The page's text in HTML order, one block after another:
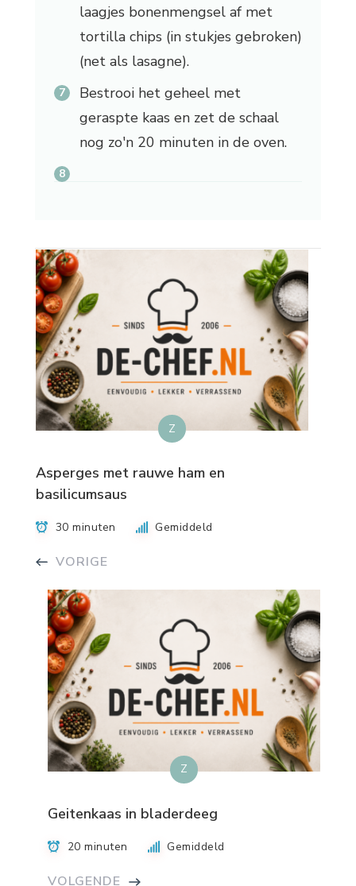
laagjes bonenmengsel af met
tortilla chips (in stukjes gebroken)
(net als lasagne).
Bestrooi het geheel met
geraspte kaas en zet de schaal
nog zo'n 20 minuten in de oven.
Z
Asperges met rauwe ham en
basilicumsaus
30 minuten Gemiddeld
VORIGE
Z
Geitenkaas in bladerdeeg
20 minuten Gemiddeld
VOLGENDE